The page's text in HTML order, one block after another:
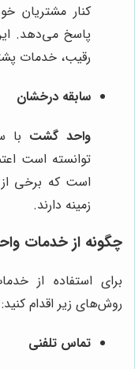
کنار مشتریان
پاسخ می‌دهد.
رقیب، خدمات
سابقه درخشان
واحد گشت با
توانسته است
است که برخی
زمینه دارند.
چگونه از خدمات
برای استفاده از
روش‌های زیر اقدام کنید:
تماس تلفنی